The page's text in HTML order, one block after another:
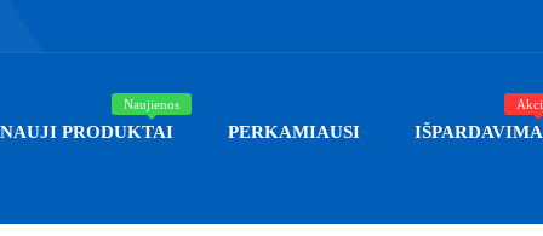
NAUJI PRODUKTAI
Naujienos
PERKAMIAUSI